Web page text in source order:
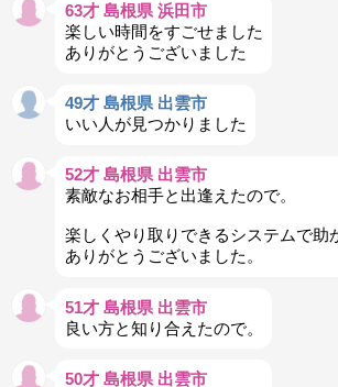
63才 島根県 浜田市
楽しい時間をすごせました
ありがとうございました
49才 島根県 出雲市
いい人が見つかりました
52才 島根県 出雲市
素敵なお相手と出逢えたので。
楽しくやり取りできるシステムで助
ありがとうございました。
51才 島根県 出雲市
良い方と知り合えたので。
50才 島根県 出雲市